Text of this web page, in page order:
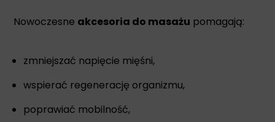
Nowoczesne akcesoria do masażu pomagają:
zmniejszać napięcie mięśni,
wspierać regenerację organizmu,
poprawiać mobilność,